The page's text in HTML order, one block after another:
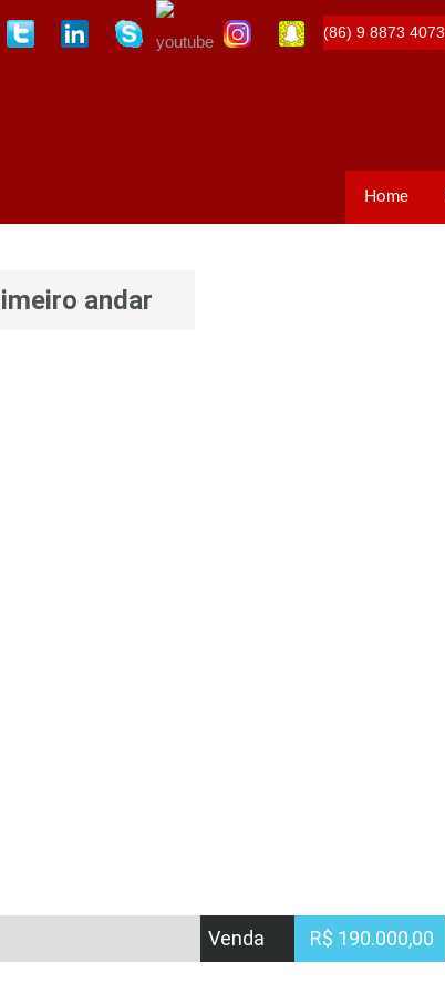
(86) 9 8873 4073
Home
andar
Venda R$ 190.000,00